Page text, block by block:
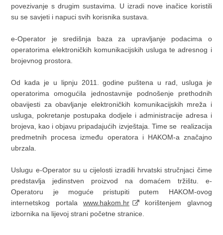
povezivanje s drugim sustavima. U izradi nove inačice koristili
su se savjeti i napuci svih korisnika sustava.
e-Operator je središnja baza za upravljanje podacima o
operatorima elektroničkih komunikacijskih usluga te adresnog i
brojevnog prostora.
Od kada je u lipnju 2011. godine puštena u rad, usluga je
operatorima omogućila jednostavnije podnošenje prethodnih
obavijesti za obavljanje elektroničkih komunikacijskih mreža i
usluga, pokretanje postupaka dodjele i administracije adresa i
brojeva, kao i objavu pripadajućih izvještaja. Time se realizacija
predmetnih procesa između operatora i HAKOM-a značajno
ubrzala.
Uslugu e-Operator su u cijelosti izradili hrvatski stručnjaci čime
predstavlja jedinstven proizvod na domaćem tržištu. e-
Operatoru je moguće pristupiti putem HAKOM-ovog
internetskog portala www.hakom.hr
korištenjem glavnog
izbornika na lijevoj strani početne stranice.